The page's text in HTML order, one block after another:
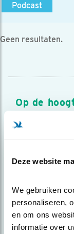
Deze website
We gebruiken
personaliseren,
en om ons
informatie over
Podcast
Geen resultaten.
Op de
Meld je aan en
over vogels en